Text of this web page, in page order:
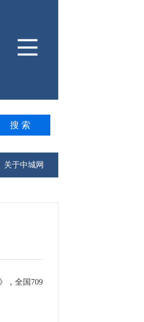
关于中城网
，全国709